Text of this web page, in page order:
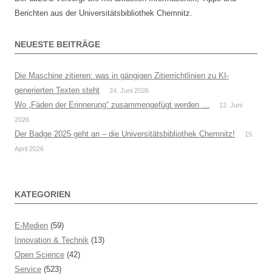
Berichten aus der Universitätsbibliothek Chemnitz.
NEUESTE BEITRÄGE
Die Maschine zitieren: was in gängigen Zitierrichtlinien zu KI-
generierten Texten steht
24. Juni 2026
Wo „Fäden der Erinnerung“ zusammengefügt werden …
12. Juni
2026
Der Badge 2025 geht an – die Universitätsbibliothek Chemnitz!
15.
April 2026
KATEGORIEN
E-Medien (59)
Innovation & Technik (13)
Open Science (42)
Service (523)